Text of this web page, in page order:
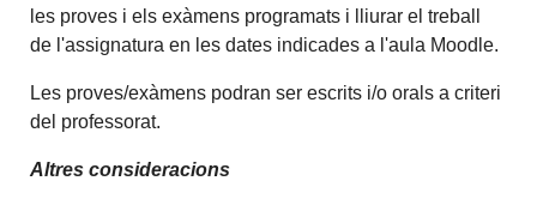
les proves i els exàmens programats i lliurar el treball
de l'assignatura en les dates indicades a l'aula Moodle.
Les proves/exàmens podran ser escrits i/o orals a criteri
del professorat.
Altres consideracions